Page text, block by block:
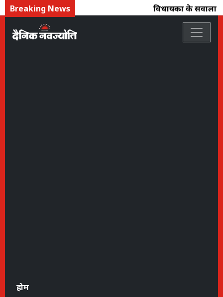
Breaking News विधायकों के सवालों
होम